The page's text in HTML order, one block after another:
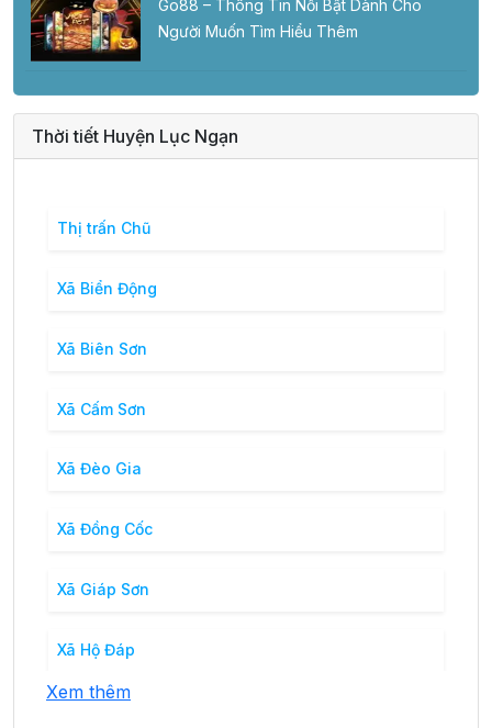
Go88 – Thông Tin Nổi Bật Dành Cho
Người Muốn Tìm Hiểu Thêm
Thời tiết Huyện Lục Ngạn
Thị trấn Chũ
Xã Biển Động
Xã Biên Sơn
Xã Cấm Sơn
Xã Đèo Gia
Xã Đồng Cốc
Xã Giáp Sơn
Xã Hộ Đáp
Xem thêm